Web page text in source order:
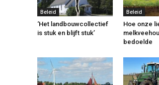
Beleid
‘Het landbouwcollectief
is stuk en blijft stuk’
Beleid
Hoe onze
bedoelde